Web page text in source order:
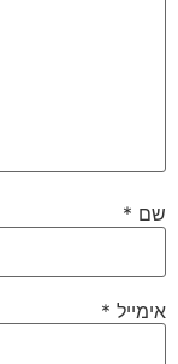
שם *
אימייל *